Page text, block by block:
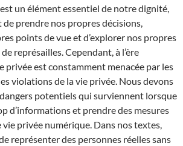
un élément essentiel de notre dignité,
de prendre nos propres décisions,
points de vue et d’explorer nos propres
représailles. Cependant, à l’ère
privée est constamment menacée par les
violations de la vie privée. Nous devons
potentiels qui surviennent lorsque
d’informations et prendre des mesures
privée numérique. Dans nos textes,
représenter des personnes réelles sans